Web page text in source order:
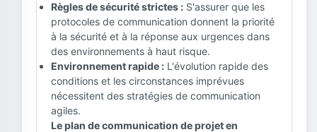
Règles de sécurité strictes : S'assurer que les
protocoles de communication donnent la priorité
à la sécurité et à la réponse aux urgences dans
des environnements à haut risque.
Environnement rapide : L'évolution rapide des
conditions et les circonstances imprévues
nécessitent des stratégies de communication
agiles.
Le plan de communication de projet en